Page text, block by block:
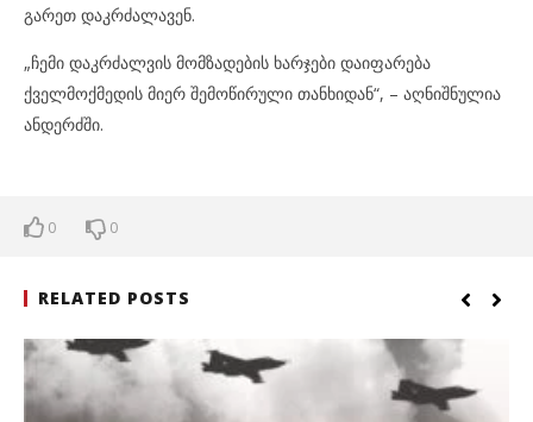
გარეთ დაკრძალავენ.
„ჩემი დაკრძალვის მომზადების ხარჯები დაიფარება
ქველმოქმედის მიერ შემოწირული თანხიდან“, – აღნიშნულია
ანდერძში.
0 0
RELATED POSTS